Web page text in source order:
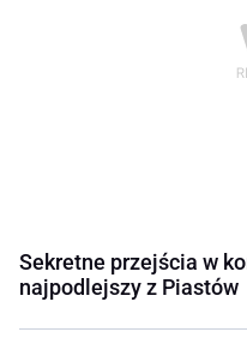
Sekretne przejścia w
najpodlejszy z Piastów